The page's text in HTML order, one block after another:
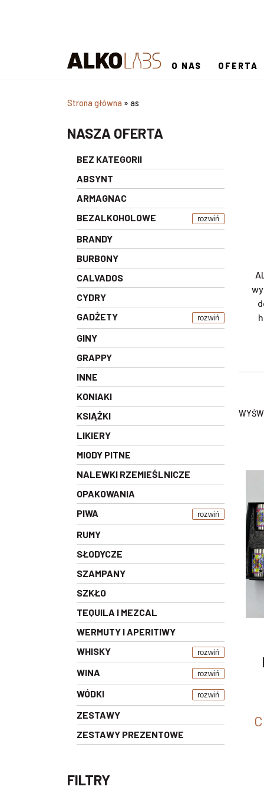
O NAS OFERTA
Strona główna » as
NASZA OFERTA
BEZ KATEGORII
ABSYNT
ARMAGNAC
BEZALKOHOLOWE
rozwiń
BRANDY
BURBONY
CALVADOS
CYDRY
GADŻETY
rozwiń
GINY
GRAPPY
INNE
KONIAKI
KSIĄŻKI
LIKIERY
MIODY PITNE
NALEWKI RZEMIEŚLNICZE
OPAKOWANIA
PIWA
rozwiń
RUMY
SŁODYCZE
SZAMPANY
SZKŁO
TEQUILA I MEZCAL
WERMUTY I APERITIWY
WHISKY
rozwiń
WINA rozwiń
WÓDKI rozwiń
ZESTAWY
ZESTAWY PREZENTOWE
FILTRY